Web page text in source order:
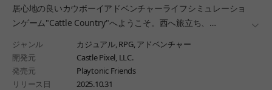
居心地の良いカウボーイアドベンチャーライフシミュレーショ
ンゲーム"Cattle Country"へようこそ。西へ旅立ち、
山に家を建て、盗賊と戦い、卑劣な陰謀を発見し、
農場を築き、町を発展させ、
住民たちと友情を育んでください。
더
ジャンル カジュアル, RPG, アドベンチャー
開発元
Castle Pixel, LLC.
発売元
Playtonic Friends
リリース日
2025.10.31